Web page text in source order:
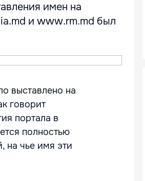
имен на
и www.rm.md был
выставлено на
говорит
портала в
полностью
на чье имя эти